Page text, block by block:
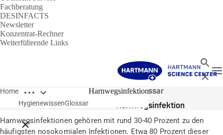
Fachberatung
DESINFACTS
Newsletter
Konzentrat-Rechner
Weiterführende Links
Suche
Home Breadcrumbs öffnen
Breadcrumbs schließen
HygienewissenGlossar
HarnwegsinfektionGlossar
Harnwegsinfektion
Harnwegsinfektionen gehören mit rund 30-40 Prozent zu den
häufigsten nosokomialen Infektionen. Etwa 80 Prozent dieser